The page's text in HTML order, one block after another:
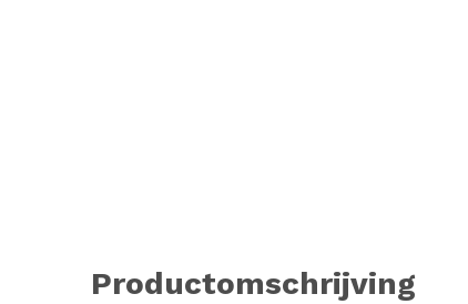
Productomschrijving